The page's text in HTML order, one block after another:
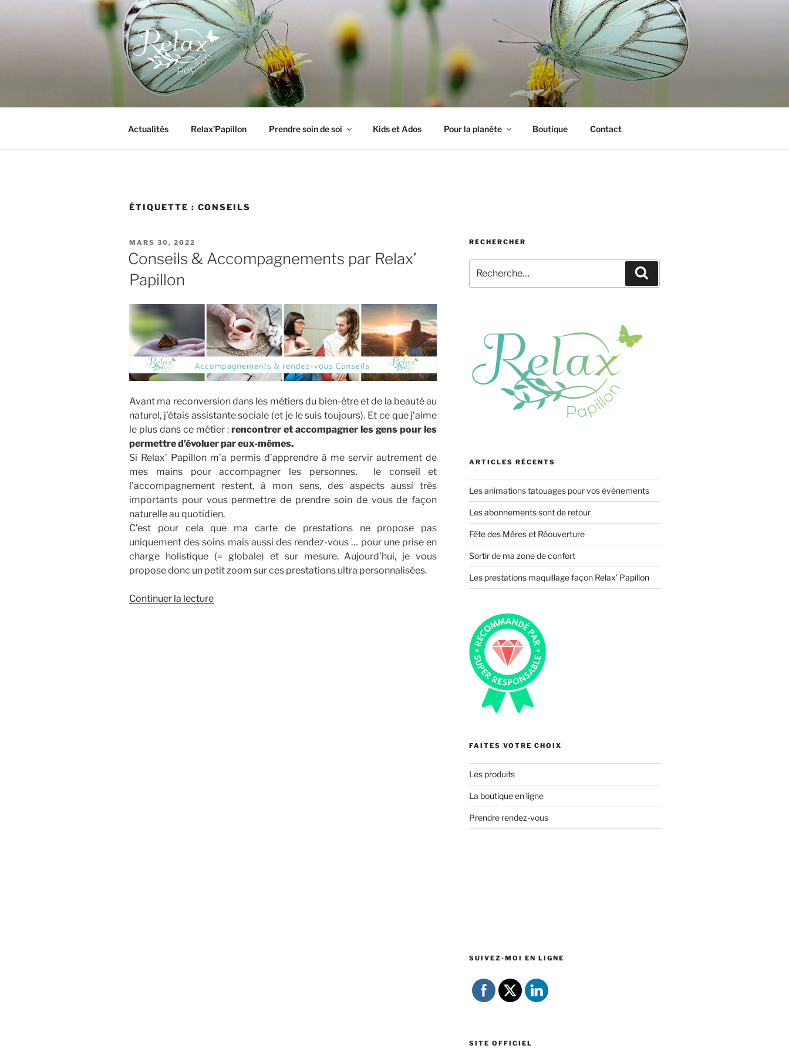
RELAX PAPILLON
Actualités Relax’Papillon Prendre soin de soi Kids et Ados Pour la planète Boutique Contact
ÉTIQUETTE : CONSEILS
PUBLIÉ
LE
MARS 30, 2022
Conseils & Accompagnements par Relax’
Papillon
Avant ma reconversion dans les métiers du bien-être et de la beauté au
naturel, j’étais assistante sociale (et je le suis toujours). Et ce que j’aime
le plus dans ce métier :rencontrer et accompagner les gens pour les
permettre d’évoluer par eux-mêmes.
Si Relax’ Papillon m’a permis d’apprendre à me servir autrement de
mes mains pour accompagner les personnes, le conseil et
l’accompagnement restent, à mon sens, des aspects aussi très
importants pour vous permettre de prendre soin de vous de façon
naturelle au quotidien.
C’est pour cela que ma carte de prestations ne propose pas
uniquement des soins mais aussi des rendez-vous … pour une prise en
charge holistique (= globale) et sur mesure. Aujourd’hui, je vous
propose donc un petit zoom sur ces prestations ultra personnalisées.
Continuer la lecturede
RECHERCHER
pour
:
ARTICLES RÉCENTS
Les animations tatouages pour vos évènements
Les abonnements sont de retour
Fête des Mères et Réouverture
Sortir de ma zone de confort
Les prestations maquillage façon Relax’ Papillon
FAITES VOTRE CHOIX
Les produits
La boutique en ligne
Prendre rendez-vous
SUIVEZ-MOI EN LIGNE
SITE OFFICIEL